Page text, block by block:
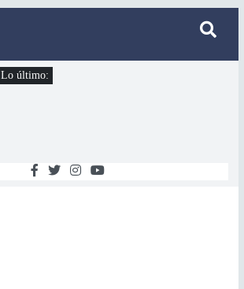
Lo último: